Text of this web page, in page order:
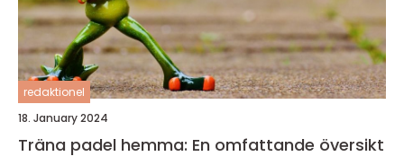
redaktionel
18. January 2024
Träna padel hemma: En omfattande översikt